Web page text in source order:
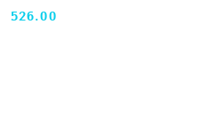
Cena:
526.00